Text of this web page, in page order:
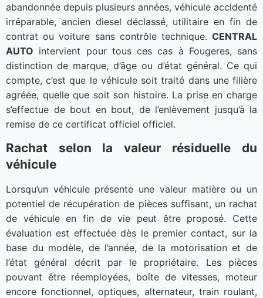
abandonnée depuis plusieurs années, véhicule accidenté
irréparable, ancien diesel déclassé, utilitaire en fin de
contrat ou voiture sans contrôle technique. CENTRAL
AUTO intervient pour tous ces cas à Fougeres, sans
distinction de marque, d’âge ou d’état général. Ce qui
compte, c’est que le véhicule soit traité dans une filière
agréée, quelle que soit son histoire. La prise en charge
s’effectue de bout en bout, de l’enlèvement jusqu’à la
remise de ce certificat officiel officiel.
Rachat selon la valeur résiduelle du
véhicule
Lorsqu’un véhicule présente une valeur matière ou un
potentiel de récupération de pièces suffisant, un rachat
de véhicule en fin de vie peut être proposé. Cette
évaluation est effectuée dès le premier contact, sur la
base du modèle, de l’année, de la motorisation et de
l’état général décrit par le propriétaire. Les pièces
pouvant être réemployées, boîte de vitesses, moteur
encore fonctionnel, optiques, alternateur, train roulant,